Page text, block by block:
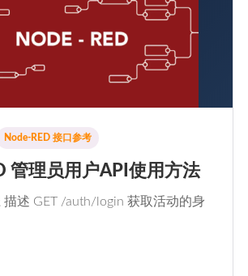
Node-RED 接口参考
管理员用户API使用方法
描述 GET /auth/login 获取活动的身